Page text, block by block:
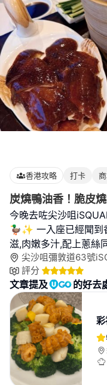
香港攻略 打卡
炭燒鴨油香！脆皮
今晚去咗尖沙咀
🦆✨ 一入座已經聞到
滋,肉嫩多汁,配上蔥絲
尖沙咀彌敦道63號
評分
文章提及 的好去